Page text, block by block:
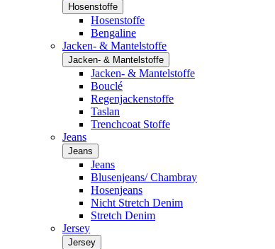
Hosenstoffe
Hosenstoffe
Bengaline
Jacken- & Mantelstoffe
Jacken- & Mantelstoffe
Jacken- & Mantelstoffe
Bouclé
Regenjackenstoffe
Taslan
Trenchcoat Stoffe
Jeans
Jeans
Jeans
Blusenjeans/ Chambray
Hosenjeans
Nicht Stretch Denim
Stretch Denim
Jersey
Jersey